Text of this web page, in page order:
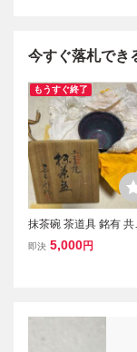
今すぐ落札でき
もうすぐ終了
抹茶碗 茶道具 銘有 共
付き 陶器 抹茶茶碗
即決 5,000円